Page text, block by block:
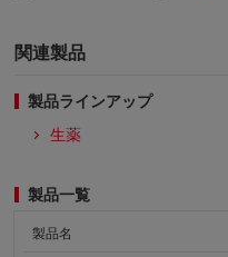
関連製品
製品ラインアップ
生薬
製品一覧
製品名